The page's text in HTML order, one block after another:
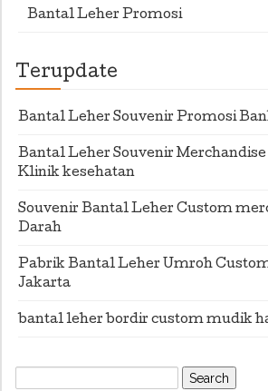
Bantal Leher Promosi
Terupdate
Bantal Leher Souvenir Promosi
Bantal Leher Souvenir
Klinik kesehatan
Souvenir Bantal Leher Custom
Darah
Pabrik Bantal Leher Umroh
Jakarta
bantal leher bordir custom mudik
Search